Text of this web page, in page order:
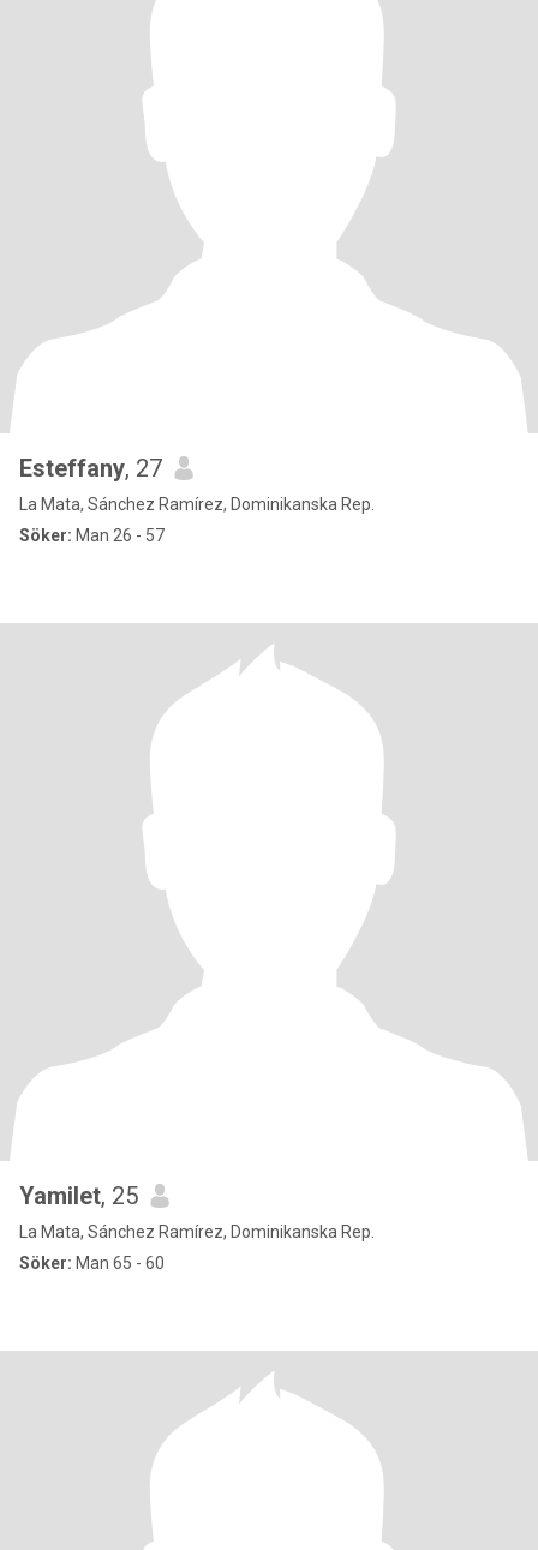
Esteffany, 27
La Mata, Sánchez Ramírez, Dominikanska Rep.
Söker: Man 26 - 57
Yamilet, 25
La Mata, Sánchez Ramírez, Dominikanska Rep.
Söker: Man 65 - 60